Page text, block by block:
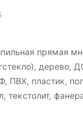
прямая
дерево,
пластик,
текстолит,